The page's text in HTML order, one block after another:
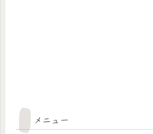
メニュー